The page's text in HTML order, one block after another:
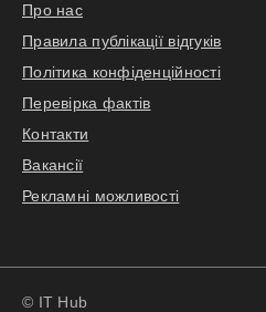
Про нас
Правила публікації відгуків
Політика конфіденційності
Перевірка фактів
Контакти
Вакансії
Рекламні можливості
© IT Hub